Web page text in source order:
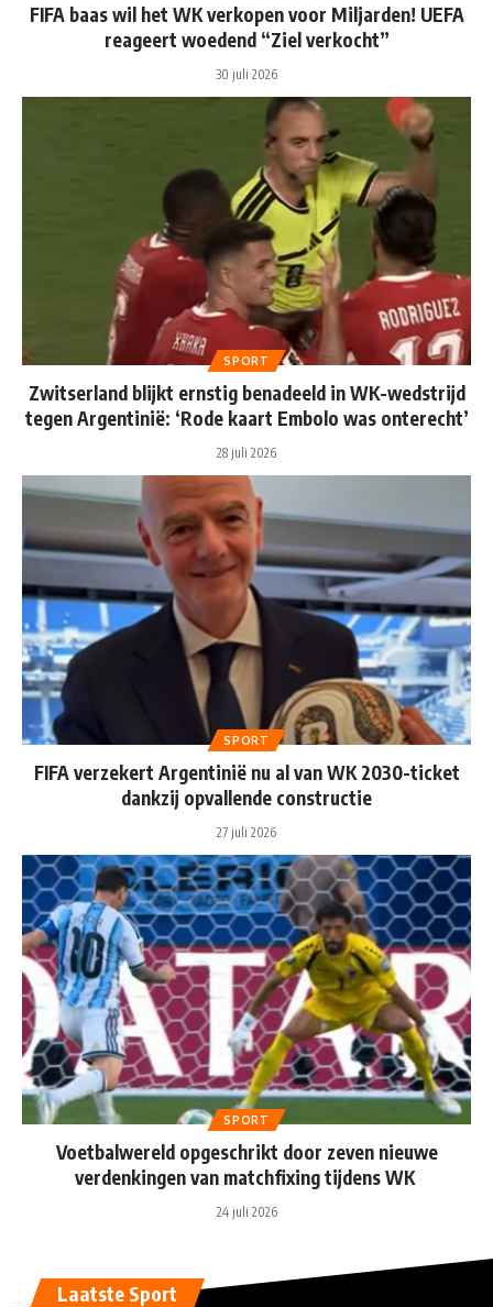
FIFA baas wil het WK verkopen voor Miljarden! UEFA
reageert woedend “Ziel verkocht”
30 juli 2026
SPORT
Zwitserland blijkt ernstig benadeeld in WK-wedstrijd
tegen Argentinië: ‘Rode kaart Embolo was onterecht’
28 juli 2026
SPORT
FIFA verzekert Argentinië nu al van WK 2030-ticket
dankzij opvallende constructie
27 juli 2026
SPORT
Voetbalwereld opgeschrikt door zeven nieuwe
verdenkingen van matchfixing tijdens WK
24 juli 2026
Laatste Sport